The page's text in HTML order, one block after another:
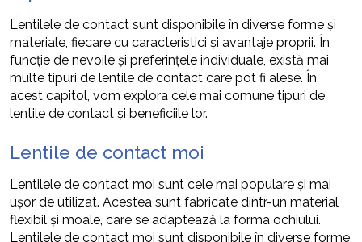
Lentilele de contact sunt disponibile în diverse forme și
materiale, fiecare cu caracteristici și avantaje proprii. În
funcție de nevoile și preferințele individuale, există mai
multe tipuri de lentile de contact care pot fi alese. În
acest capitol, vom explora cele mai comune tipuri de
lentile de contact și beneficiile lor.
Lentile de contact moi
Lentilele de contact moi sunt cele mai populare și mai
ușor de utilizat. Acestea sunt fabricate dintr-un material
flexibil și moale, care se adaptează la forma ochiului.
Lentilele de contact moi sunt disponibile în diverse forme